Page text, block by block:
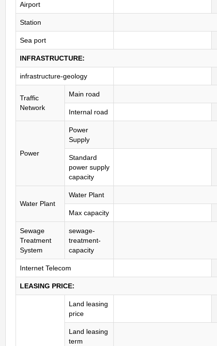
Airport
Station
Sea port
INFRASTRUCTURE:
infrastructure-geology
Traffic
Network
Main road
Internal road
Power
Power
Supply
Standard
power supply
capacity
Water Plant
Water Plant
Max capacity
Sewage
Treatment
System
sewage-
treatment-
capacity
Internet Telecom
LEASING PRICE:
Land leasing
price
Land leasing
term